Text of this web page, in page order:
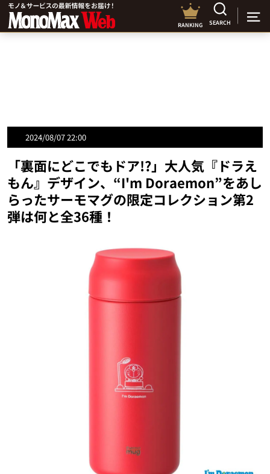
RANKING SEARCH
2024/08/07 22:00
「裏面にどこでもドア!?」大人気『ドラえ
もん』デザイン、“I'm Doraemon”をあし
らったサーモマグの限定コレクション第2
弾は何と全36種！